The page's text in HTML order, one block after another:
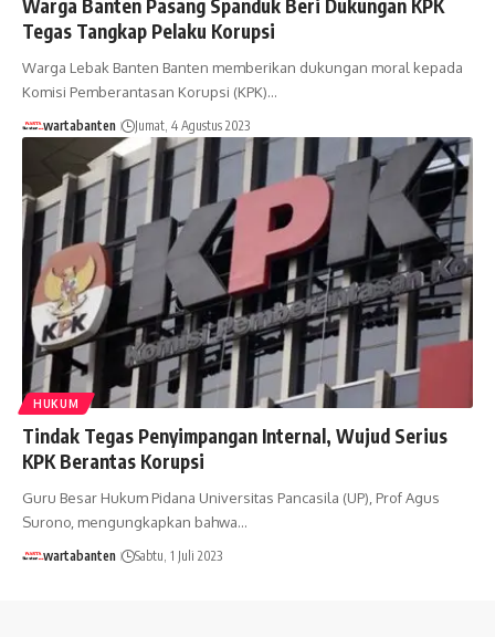
Warga Banten Pasang Spanduk Beri Dukungan KPK
Tegas Tangkap Pelaku Korupsi
Warga Lebak Banten Banten memberikan dukungan moral kepada
Komisi Pemberantasan Korupsi (KPK)…
wartabanten Jumat, 4 Agustus 2023
HUKUM
Tindak Tegas Penyimpangan Internal, Wujud Serius
KPK Berantas Korupsi
Guru Besar Hukum Pidana Universitas Pancasila (UP), Prof Agus
Surono, mengungkapkan bahwa…
wartabanten Sabtu, 1 Juli 2023